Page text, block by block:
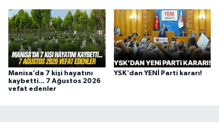
Manisa’da 7 kişi hayatını
kaybetti... 7 Ağustos 2026
vefat edenler
YSK'dan YENİ Parti kararı!